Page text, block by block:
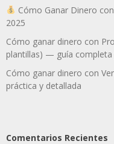
Cómo Ganar Dinero
2025
Cómo ganar dinero con
plantillas) — guía completa
Cómo ganar dinero con
práctica y detallada
Comentarios Recientes